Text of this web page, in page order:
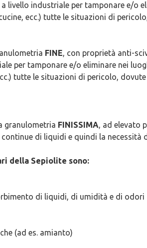
livello industriale per tamponare e/o
ecc.) tutte le situazioni di
FINE, con proprietà anti-
per tamponare e/o eliminare nei
tutte le situazioni di pericolo,
granulometria FINISSIMA, ad elevato
di liquidi e quindi la
della Sepiolite sono:
di liquidi, di umidità e di odori
(ad es. amianto)